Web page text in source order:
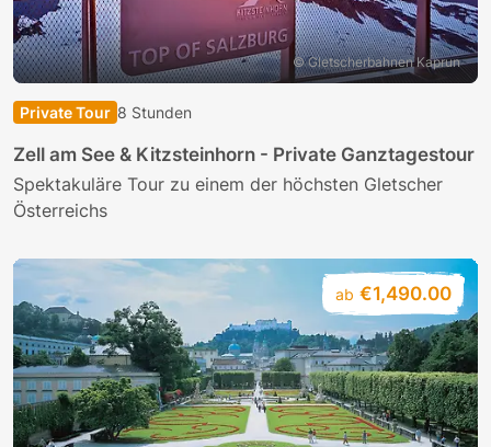
© Gletscherbahnen Kaprun
Private Tour 8 Stunden
Zell am See & Kitzsteinhorn - Private Ganztagestour
Spektakuläre Tour zu einem der höchsten Gletscher
Österreichs
ab €1,490.00